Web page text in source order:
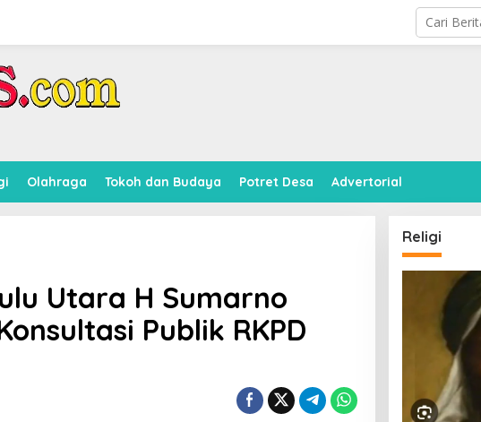
Olahraga Tokoh dan Budaya Potret Desa Advertorial
Utara H Sumarno
Publik RKPD
Religi